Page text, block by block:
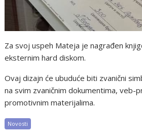
Za svoj uspeh Mateja je nagrađen
eksternim hard diskom.
Ovaj dizajn će ubuduće biti zvanični
na svim zvaničnim dokumentima, veb-
promotivnim materijalima.
Novosti